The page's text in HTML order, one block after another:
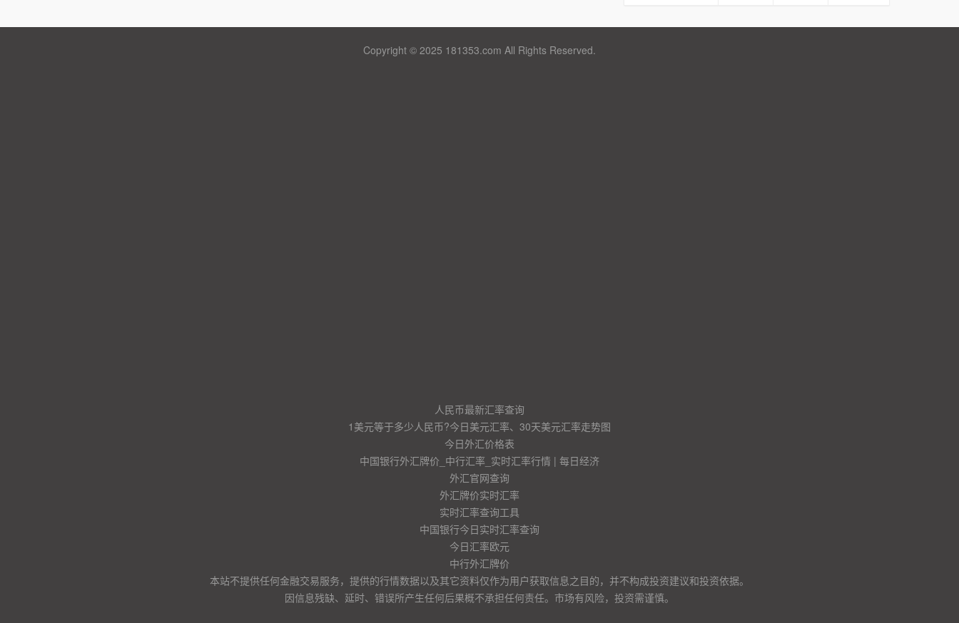
Copyright © 2025 181353.com All Rights Reserved.
人民币最新汇率查询
1美元等于多少人民币?今日美元汇率、30天美元汇率走势图
今日外汇价格表
中国银行外汇牌价_中行汇率_实时汇率行情 | 每日经济
外汇官网查询
外汇牌价实时汇率
实时汇率查询工具
中国银行今日实时汇率查询
今日汇率欧元
中行外汇牌价
本站不提供任何金融交易服务，提供的行情数据以及其它资料仅作为用户获取信息之目的，并不构成投资建议和投资依据。
因信息残缺、延时、错误所产生任何后果概不承担任何责任。市场有风险，投资需谨慎。